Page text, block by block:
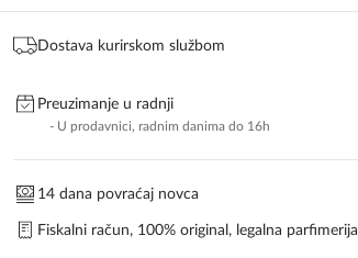
količina
Dostava kurirskom službom
Preuzimanje u radnji
- U prodavnici, radnim danima do 16h
14 dana povraćaj novca
Fiskalni račun, 100% original, legalna parfimerija